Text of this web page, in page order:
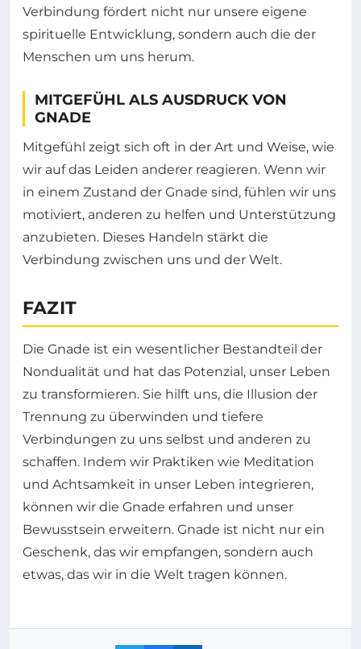
Verbindung fördert nicht nur unsere eigene
spirituelle Entwicklung, sondern auch die der
Menschen um uns herum.
MITGEFÜHL ALS AUSDRUCK VON
GNADE
Mitgefühl zeigt sich oft in der Art und Weise, wie
wir auf das Leiden anderer reagieren. Wenn wir
in einem Zustand der Gnade sind, fühlen wir uns
motiviert, anderen zu helfen und Unterstützung
anzubieten. Dieses Handeln stärkt die
Verbindung zwischen uns und der Welt.
FAZIT
Die Gnade ist ein wesentlicher Bestandteil der
Nondualität und hat das Potenzial, unser Leben
zu transformieren. Sie hilft uns, die Illusion der
Trennung zu überwinden und tiefere
Verbindungen zu uns selbst und anderen zu
schaffen. Indem wir Praktiken wie Meditation
und Achtsamkeit in unser Leben integrieren,
können wir die Gnade erfahren und unser
Bewusstsein erweitern. Gnade ist nicht nur ein
Geschenk, das wir empfangen, sondern auch
etwas, das wir in die Welt tragen können.